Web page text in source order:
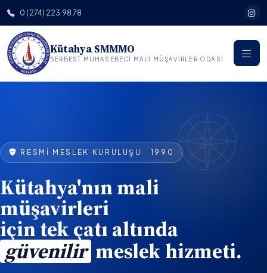
0 (274) 223 98 78
Kütahya SMMMO
SERBEST MUHASEBECI MALI MÜŞAVIRLER ODASI
RESMI MESLEK KURULUŞU · 1990
Kütahya'nınmali
müşavirleri
için tek çatı altında
güvenilir meslek hizmeti.